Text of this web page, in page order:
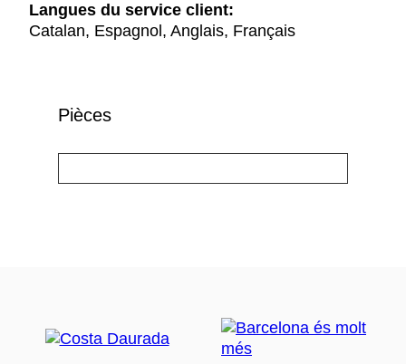
Langues du service client:
Catalan, Espagnol, Anglais, Français
Pièces